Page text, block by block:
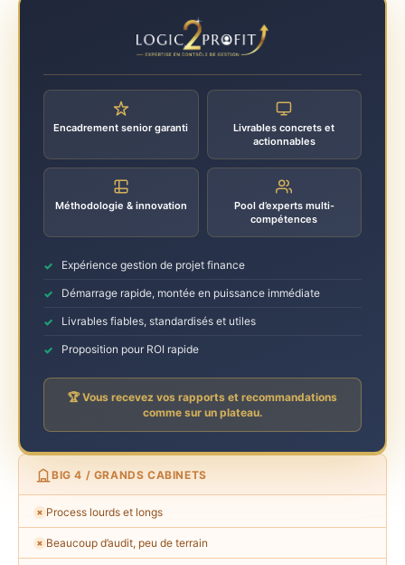
Encadrement senior garanti
Livrables concrets et
actionnables
Méthodologie & innovation
Pool d’experts multi-
compétences
Expérience gestion de projet finance
Démarrage rapide, montée en puissance immédiate
Livrables fiables, standardisés et utiles
Proposition pour ROI rapide
🏆 Vous recevez vos rapports et recommandations
comme sur un plateau.
BIG 4 / GRANDS CABINETS
✗ Process lourds et longs
✗ Beaucoup d’audit, peu de terrain